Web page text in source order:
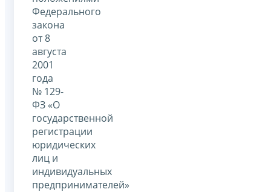
Федерального
закона
от 8
августа
2001
года
№ 129-
ФЗ «О
государственной
регистрации
юридических
лиц и
индивидуальных
предпринимателей»